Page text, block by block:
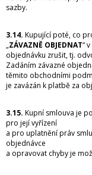
sazby.
3.14. Kupující poté, co
„ZÁVAZNĚ OBJEDNAT“
objednávku zrušit, tj.
Zadáním závazné
těmito obchodními
je zavázán k platbě za
3.15. Kupní smlouva je
pro její vyřízení
a pro uplatnění práv
objednávce
a opravovat chyby je